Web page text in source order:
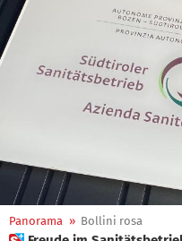
Panorama » Bollini rosa